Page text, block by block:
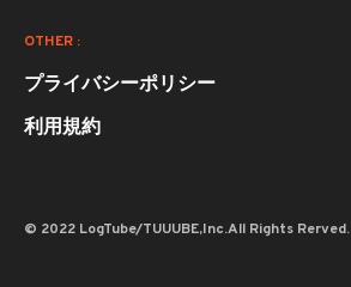
OTHER :
プライバシーポリシー
利用規約
© 2022 LogTube/TUUUBE,Inc.All Rights Rerved.